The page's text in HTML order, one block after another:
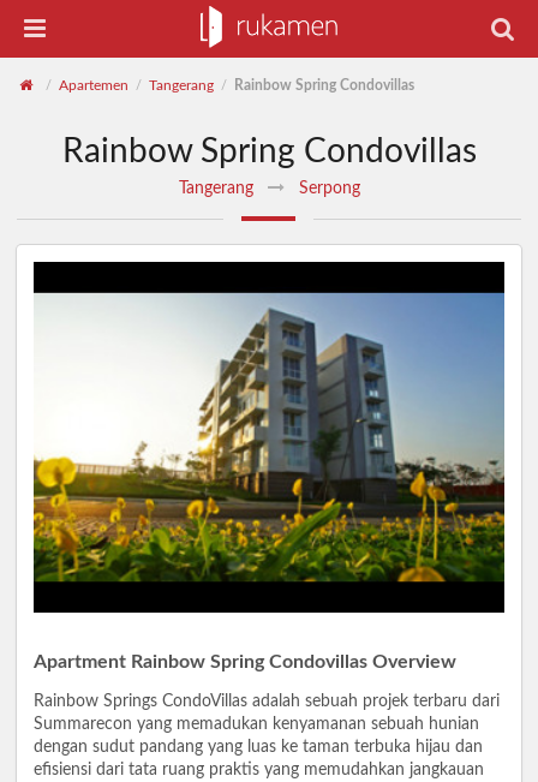
/ Apartemen / Tangerang / Rainbow Spring Condovillas
Rainbow Spring Condovillas
Tangerang Serpong
Apartment Rainbow Spring Condovillas Overview
Rainbow Springs CondoVillas adalah sebuah projek terbaru dari
Summarecon yang memadukan kenyamanan sebuah hunian
dengan sudut pandang yang luas ke taman terbuka hijau dan
efisiensi dari tata ruang praktis yang memudahkan jangkauan